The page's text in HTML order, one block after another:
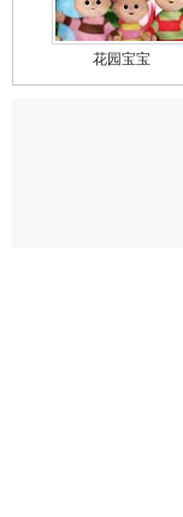
花园宝宝